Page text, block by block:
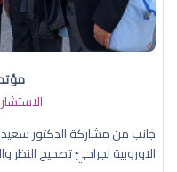
جانب من مشاركة الدكتور
الاوروبية لجراحيّ تصحيح النظر